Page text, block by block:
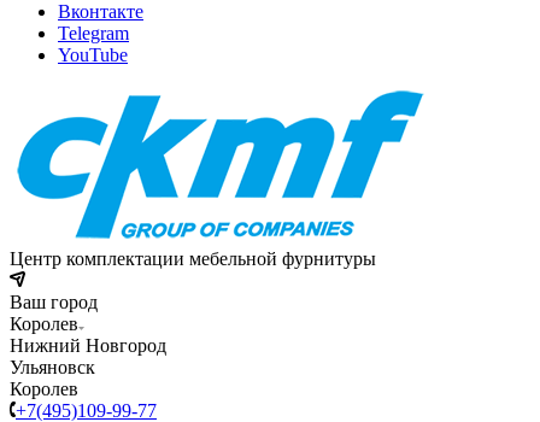
Вконтакте
Telegram
YouTube
Центр комплектации мебельной фурнитуры
Ваш город
Королев
Нижний Новгород
Ульяновск
Королев
+7(495)109-99-77